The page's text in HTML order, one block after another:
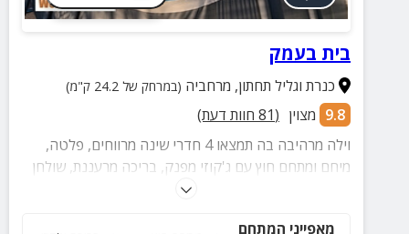
בית בעמק
כנרת וגליל תחתון, מרחביה (במרחק של 24.2 ק"מ)
9.8 מצוין (
81 חוות דעת)
וילה מרהיבה בה תמצאו 4 חדרי שינה מרווחים, פלטה,
מיחם ומתחם חוץ עם ג'קוזי מפנק, בריכה מרעננת, שולחן
פינג פונג ועוד. יש בית כנסת קרוב.
מאפייני המתחם